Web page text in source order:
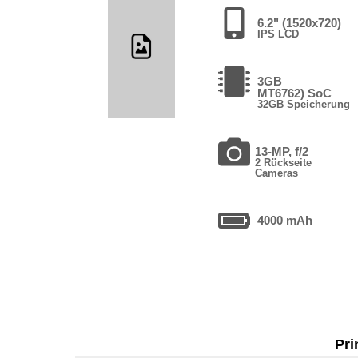
6.2" (1520x720)
IPS LCD
3GB
MT6762) SoC
32GB Speicherung
13-MP, f/2
2 Rückseite
Cameras
4000 mAh